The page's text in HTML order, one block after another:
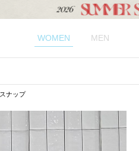
WOMEN MEN
ナップ